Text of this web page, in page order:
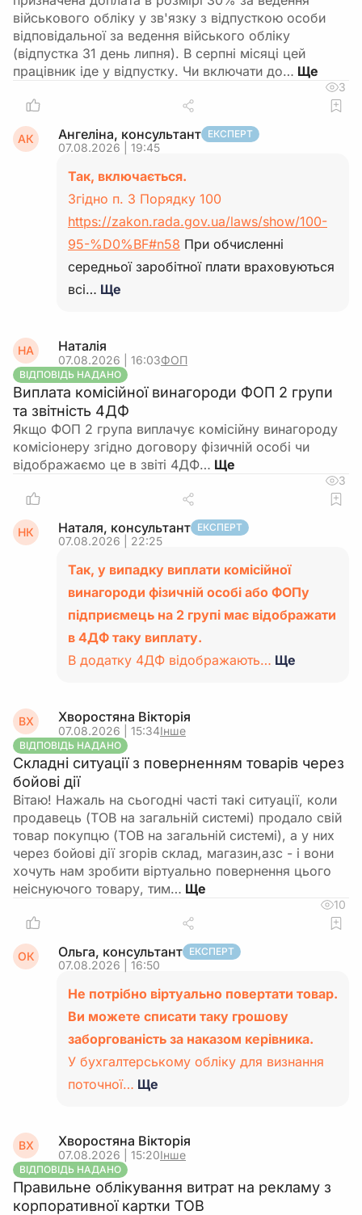
військового обліку у зв'язку з відпусткою особи
відповідальної за ведення війського обліку
(відпустка 31 день липня). В серпні місяці цей
працівник іде у відпустку. Чи включати до…
3
АК Ангеліна, консультант ЕКСПЕРТ
07.08.2026 | 19:45
Так, включається.
Згідно п. 3 Порядку 100
https://zakon.rada.gov.ua/laws/show/100-
95-%D0%BF#n58 При обчисленні
середньої заробітної плати враховуються
всі… Ще
НА Наталія
07.08.2026 | 16:03ФОП
ВІДПОВІДЬ НАДАНО
Виплата комісійної винагороди ФОП 2 групи
та звітність 4ДФ
Якщо ФОП 2 група виплачує комісійну винагороду
комісіонеру згідно договору фізичній особі чи
відображаємо це в звіті 4ДФ…
3
НК Наталя, консультант ЕКСПЕРТ
07.08.2026 | 22:25
Так, у випадку виплати комісійної
винагороди фізичній особі або ФОПу
підприємець на 2 групі має відображати
в 4ДФ таку виплату.
В додатку 4ДФ відображають… Ще
ВХ Хворостяна Вікторія
07.08.2026 | 15:34Інше
ВІДПОВІДЬ НАДАНО
Складні ситуації з поверненням товарів через
бойові дії
Вітаю! Нажаль на сьогодні часті такі ситуації, коли
продавець (ТОВ на загальній системі) продало свій
товар покупцю (ТОВ на загальній системі), а у них
через бойові дії згорів склад, магазин,азс - і вони
хочуть нам зробити віртуально повернення цього
неіснуючого товару, тим…
10
ОК Ольга, консультант ЕКСПЕРТ
07.08.2026 | 16:50
Не потрібно віртуально повертати товар.
Ви можете списати таку грошову
заборгованість за наказом керівника.
У бухгалтерському обліку для визнання
поточної… Ще
ВХ Хворостяна Вікторія
07.08.2026 | 15:20Інше
ВІДПОВІДЬ НАДАНО
Правильне облікування витрат на рекламу з
корпоративної картки ТОВ